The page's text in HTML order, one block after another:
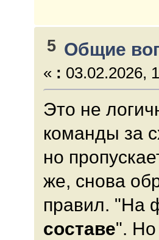
5 Общие
« : 03.02.2026,
Это не
команды за
но
же, снова
правил. "На
составе". Но